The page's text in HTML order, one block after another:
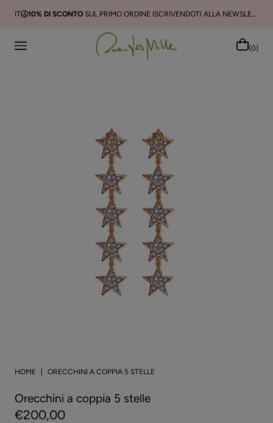
IT 10% DI SCONTO SUL PRIMO ORDINE ISCRIVENDOTI ALLA NEWSLETTER
(0)
HOME ORECCHINI A COPPIA 5 STELLE
Orecchini a coppia 5 stelle
€200,00